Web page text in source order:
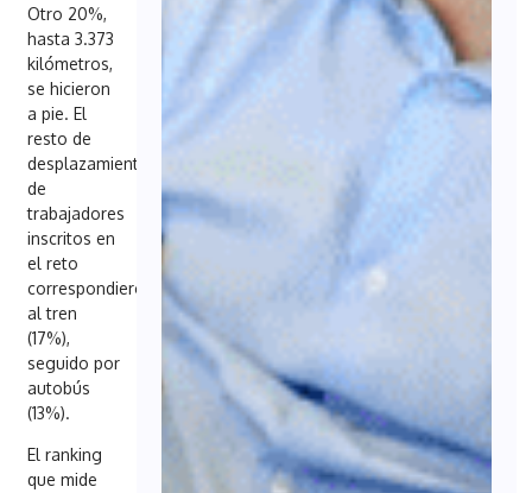
Otro 20%,
hasta 3.373
kilómetros,
se hicieron
a pie. El
resto de
desplazamientos
de
trabajadores
inscritos en
el reto
correspondieron
al tren
(17%),
seguido por
autobús
(13%).
El ranking
que mide